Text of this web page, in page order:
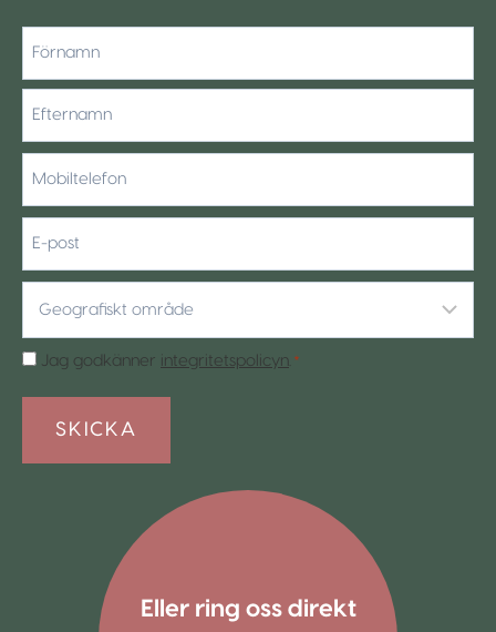
Efternamn
post
område
*
Samtycke
Jag godkänner integritetspolicyn *
Eller ring oss direkt